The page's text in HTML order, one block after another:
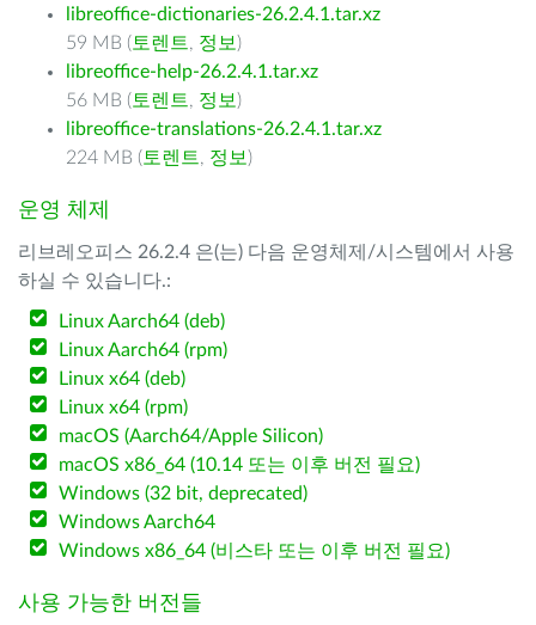
libreoffice-dictionaries-26.2.4.1.tar.xz
59 MB ( 토렌트, 정보 )
libreoffice-help-26.2.4.1.tar.xz
56 MB ( 토렌트, 정보 )
libreoffice-translations-26.2.4.1.tar.xz
224 MB ( 토렌트, 정보 )
운영 체제
리브레오피스 26.2.4 은(는) 다음 운영체제/시스템에서 사용
하실 수 있습니다.:
Linux Aarch64 (deb)
Linux Aarch64 (rpm)
Linux x64 (deb)
Linux x64 (rpm)
macOS (Aarch64/Apple Silicon)
macOS x86_64 (10.14 또는 이후 버전 필요)
Windows (32 bit, deprecated)
Windows Aarch64
Windows x86_64 (비스타 또는 이후 버전 필요)
사용 가능한 버전들